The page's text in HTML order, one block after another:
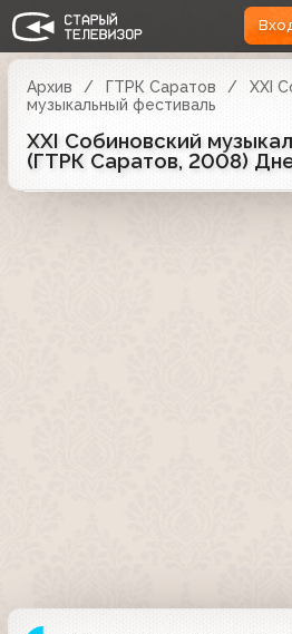
Архив ГТРК Саратов
XXI
музыкальный фестиваль
XXI Собиновский
(ГТРК Саратов, 2008)